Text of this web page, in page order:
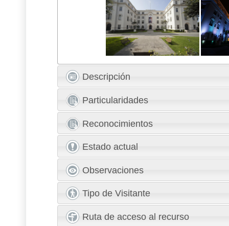
Descripción
Particularidades
Reconocimientos
Estado actual
Observaciones
Tipo de Visitante
Ruta de acceso al recurso